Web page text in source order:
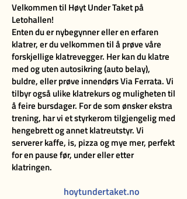
Velkommen til Høyt Under Taket på
Letohallen!
Enten du er nybegynner eller en erfaren
klatrer, er du velkommen til å prøve våre
forskjellige klatrevegger. Her kan du klatre
med og uten autosikring (auto belay),
buldre, eller prøve innendørs Via Ferrata. Vi
tilbyr også ulike klatrekurs og muligheten til
å feire bursdager. For de som ønsker ekstra
trening, har vi et styrkerom tilgjengelig med
hengebrett og annet klatreutstyr. Vi
serverer kaffe, is, pizza og mye mer, perfekt
for en pause før, under eller etter
klatringen.
hoytundertaket.no